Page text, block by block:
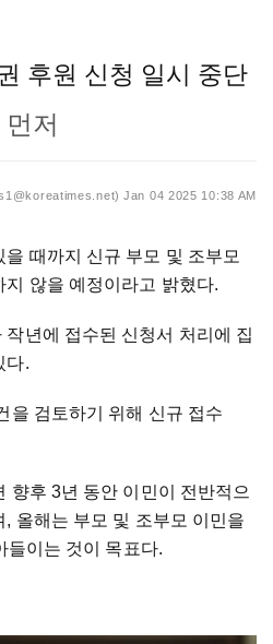
후원 신청 일시 중단
저
Jan 04 2025 10:38 AM
때까지 신규 부모 및 조부모
않을 예정이라고 밝혔다.
년에 접수된 신청서 처리에 집
다.
을 검토하기 위해 신규 접수
향후 3년 동안 이민이 전반적으
올해는 부모 및 조부모 이민을
들이는 것이 목표다.